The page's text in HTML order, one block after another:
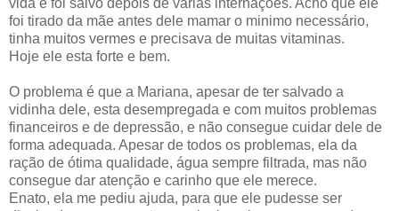
vida e foi salvo depois de varias internações. Acho que ele
foi tirado da mãe antes dele mamar o minimo necessário,
tinha muitos vermes e precisava de muitas vitaminas.
Hoje ele esta forte e bem.
O problema é que a Mariana, apesar de ter salvado a
vidinha dele, esta desempregada e com muitos problemas
financeiros e de depressão, e não consegue cuidar dele de
forma adequada. Apesar de todos os problemas, ela da
ração de ótima qualidade, água sempre filtrada, mas não
consegue dar atenção e carinho que ele merece.
Enato, ela me pediu ajuda, para que ele pudesse ser